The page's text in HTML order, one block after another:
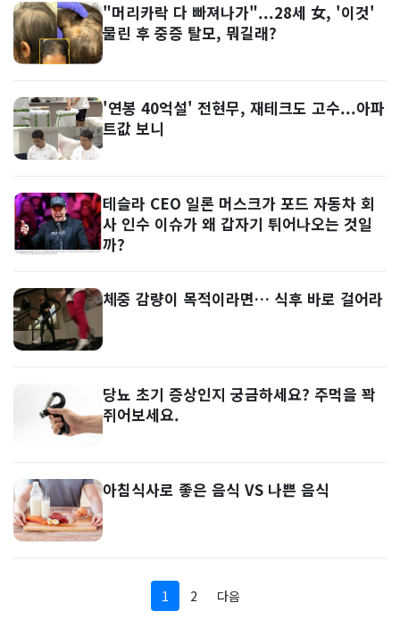
"머리카락 다 빠져나가"...28세 女, '이것'
물린 후 중증 탈모, 뭐길래?
'연봉 40억설' 전현무, 재테크도 고수...아파
트값 보니
테슬라 CEO 일론 머스크가 포드 자동차 회
사 인수 이슈가 왜 갑자기 튀어나오는 것일
까?
체중 감량이 목적이라면… 식후 바로 걸어라
당뇨 초기 증상인지 궁금하세요? 주먹을 꽉
쥐어보세요.
아침식사로 좋은 음식 VS 나쁜 음식
1 2 다음